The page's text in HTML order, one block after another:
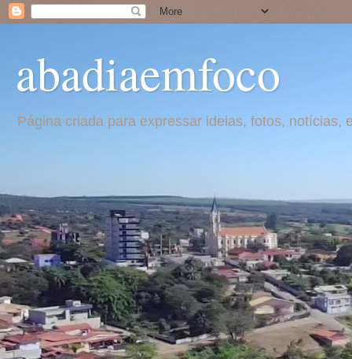
abadiaemfoco
Página criada para expressar ideias, fotos,